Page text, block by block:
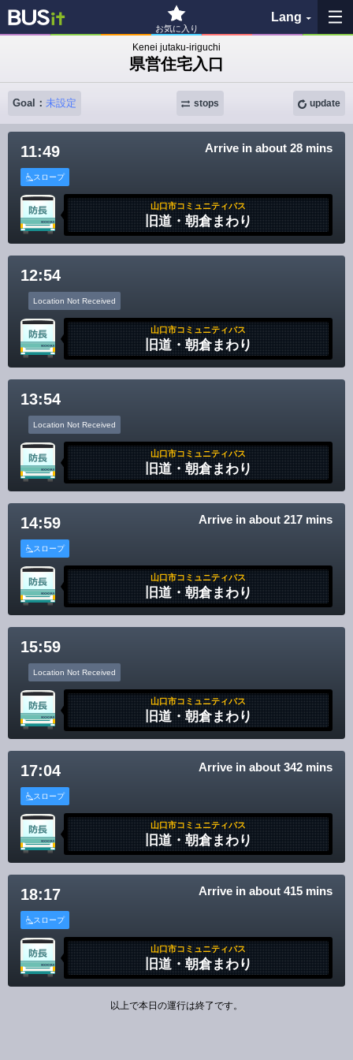
お気に入り
Lang
My Favorites
History
See the map
各バス会社リンク先
Disclaimer
Kenei jutaku-iriguchi
県営住宅入口
Goal： 未設定 update
stops
11:49 Arrive in about 28 mins
スロープ
山口市コミュニティバス
旧道・朝倉まわり
12:54
Location Not Received
山口市コミュニティバス
旧道・朝倉まわり
13:54
Location Not Received
山口市コミュニティバス
旧道・朝倉まわり
14:59 Arrive in about 217 mins
スロープ
山口市コミュニティバス
旧道・朝倉まわり
15:59
Location Not Received
山口市コミュニティバス
旧道・朝倉まわり
17:04 Arrive in about 342 mins
スロープ
山口市コミュニティバス
旧道・朝倉まわり
18:17 Arrive in about 415 mins
スロープ
山口市コミュニティバス
旧道・朝倉まわり
以上で本日の運行は終了です。